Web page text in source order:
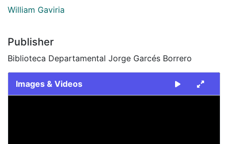
William Gaviria
Publisher
Biblioteca Departamental Jorge Garcés Borrero
Images & Videos